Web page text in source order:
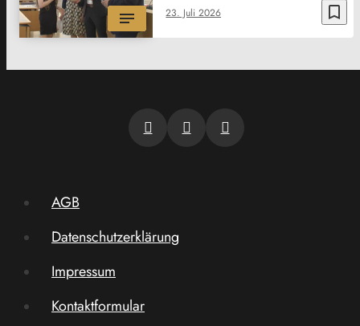
bookmark_border
23. Juli 2026
AGB
Datenschutzerklärung
Impressum
Kontaktformular